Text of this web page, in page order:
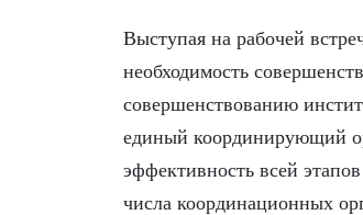
Выступая на рабочей
необходимость
совершенствованию
единый координирующий
эффективность всей
числа координационных